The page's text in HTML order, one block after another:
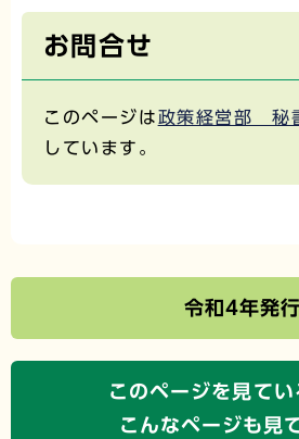
お問合せ
このページは政策経営部 秘
しています。
令和4年発行
このページを見てい
こんなページも見